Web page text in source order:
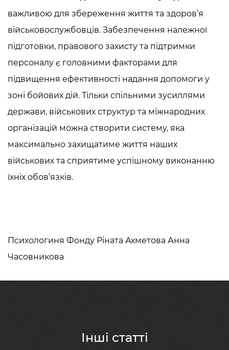
важливою для збереження життя та здоров’я
військовослужбовців. Забезпечення належної
підготовки, правового захисту та підтримки
персоналу є головними факторами для
підвищення ефективності надання допомоги у
зоні бойових дій. Тільки спільними зусиллями
держави, військових структур та міжнародних
організацій можна створити систему, яка
максимально захищатиме життя наших
військових та сприятиме успішному виконанню
їхніх обов’язків.
Психологиня Фонду Ріната Ахметова Анна
Часовникова
Інші статті